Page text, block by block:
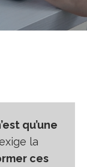
qu’une
la
ces